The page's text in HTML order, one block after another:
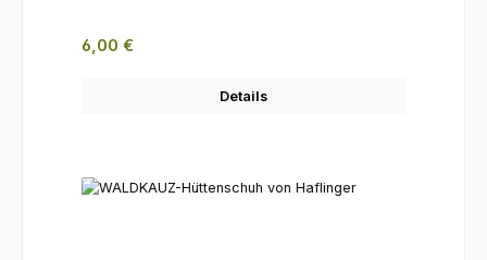
Regulärer Preis:
6,00 €
Details